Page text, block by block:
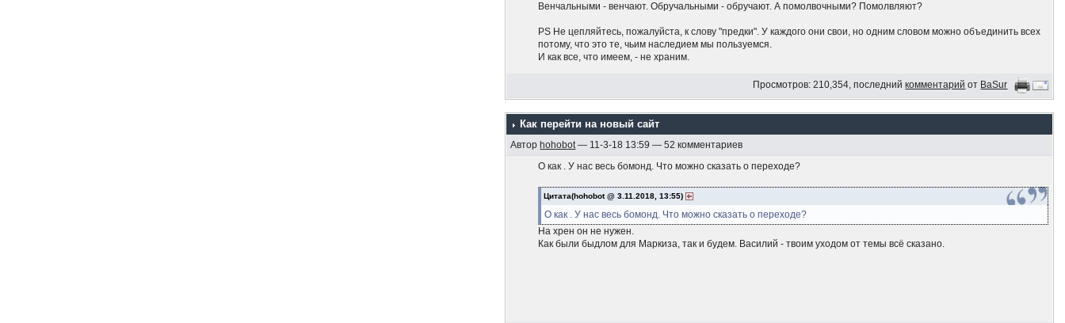
Венчальными - венчают. Обручальными - обручают. А помолвочными? Помолвляют?
PS Не цепляйтесь, пожалуйста, к слову "предки". У каждого они свои, но одним словом можно объединить всех
потому, что это те, чьим наследием мы пользуемся.
И как все, что имеем, - не храним.
Просмотров: 210,354, последнийкомментарий от BaSur
Как перейти на новый сайт
Автор hohobot— 11-3-18 13:59 — 52 комментариев
О как . У нас весь бомонд. Что можно сказать о переходе?
Цитата(hohobot @ 3.11.2018, 13:55)
О как . У нас весь бомонд. Что можно сказать о переходе?
На хрен он не нужен.
Как были быдлом для Маркиза, так и будем. Василий - твоим уходом от темы всё сказано.